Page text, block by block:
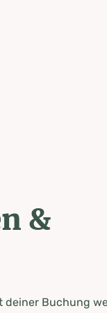
&
deiner Buchung